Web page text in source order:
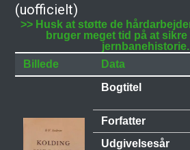
(uofficielt)
>> Husk at støtte de
bruger meget tid på at
jernbanehistorie.
Billede
Data
Bogtitel
Forfatter
Udgivelsesår